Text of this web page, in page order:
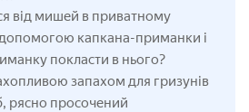
від мишей в приватному
капкана-приманки і
покласти в нього?
запахом для гризунів
рясно просочений